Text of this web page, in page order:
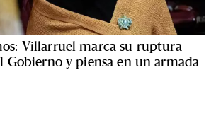
Villarruel marca su ruptura
y piensa en un armada